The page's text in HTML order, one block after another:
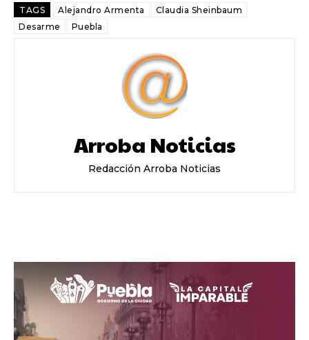
TAGS Alejandro Armenta
Claudia Sheinbaum
Desarme
Puebla
Arroba Noticias
Redacción Arroba Noticias